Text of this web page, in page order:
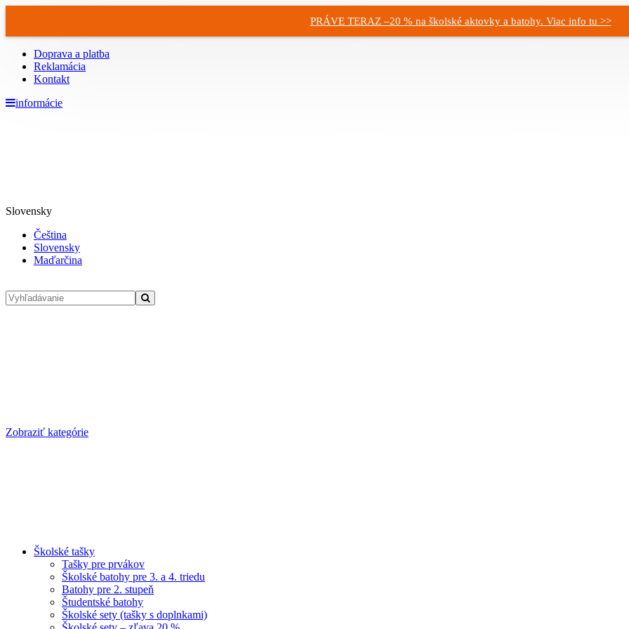
PRÁVE TERAZ –20 % na školské aktovky a batohy. Viac info tu >>
Doprava a platba
Reklamácia
Kontakt
informácie
Slovensky
Čeština
Slovensky
Maďarčina
Zobraziť kategórie
Školské tašky
Tašky pre prvákov
Školské batohy pre 3. a 4. triedu
Batohy pre 2. stupeň
Študentské batohy
Školské sety (tašky s doplnkami)